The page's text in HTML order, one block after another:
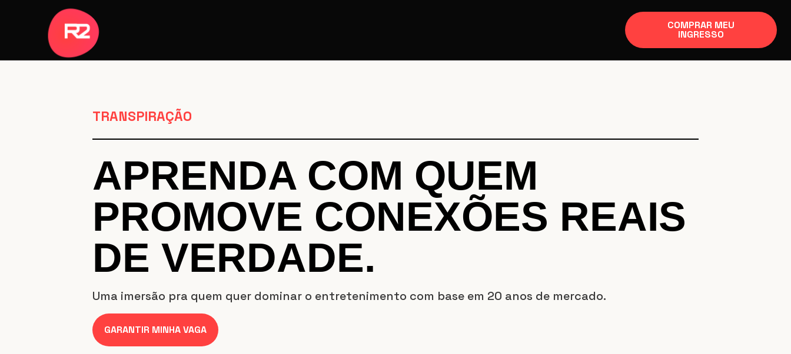
COMPRAR MEU
INGRESSO
TRANSPIRAÇÃO
APRENDA COM QUEM
PROMOVE CONEXÕES REAIS
DE VERDADE.
Uma imersão pra quem quer dominar o entretenimento com base em 20 anos de mercado.
GARANTIR MINHA VAGA